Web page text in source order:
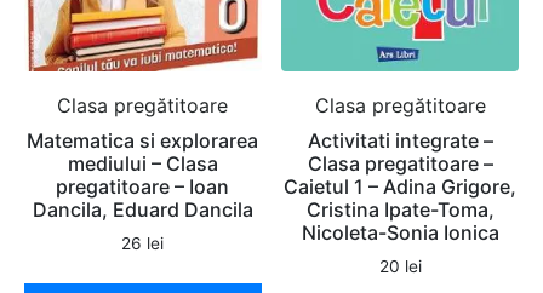
Clasa pregătitoare
Matematica si explorarea
mediului – Clasa
pregatitoare – Ioan
Dancila, Eduard Dancila
26 lei
Clasa pregătitoare
Activitati integrate –
Clasa pregatitoare –
Caietul 1 – Adina Grigore,
Cristina Ipate-Toma,
Nicoleta-Sonia Ionica
20 lei